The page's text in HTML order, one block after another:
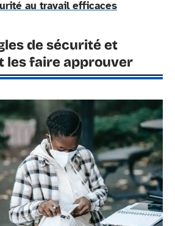
au travail efficaces
de sécurité et
les faire approuver